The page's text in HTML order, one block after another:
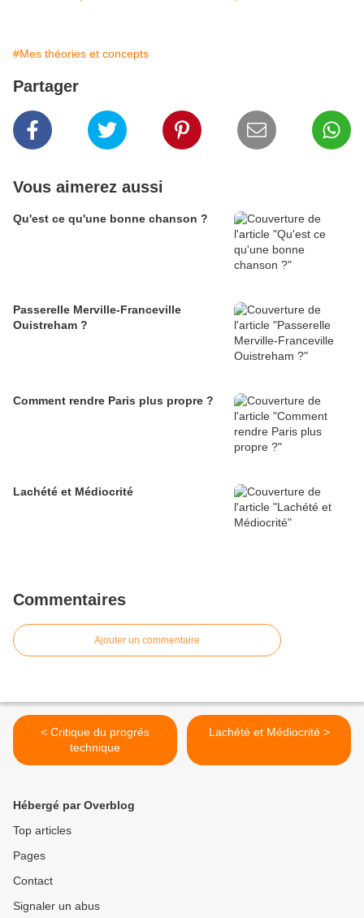
#Mes théories et concepts
Partager
Vous aimerez aussi
Qu'est ce qu'une bonne chanson ?
Passerelle Merville-Franceville
Ouistreham ?
Comment rendre Paris plus propre ?
Lachété et Médiocrité
Commentaires
Ajouter un commentaire
< Critique du progrés
technique
Lachété et Médiocrité >
Hébergé par Overblog
Top articles
Pages
Contact
Signaler un abus